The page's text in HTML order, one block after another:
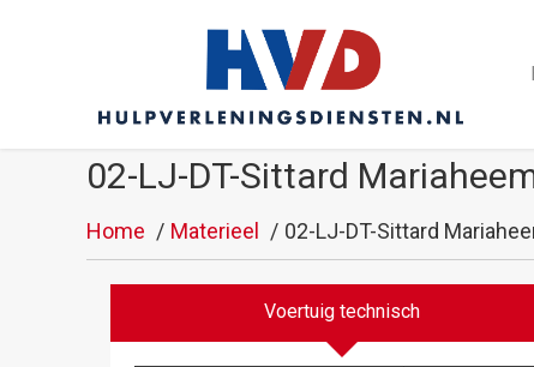
02-LJ-DT-Sittard
Home Materieel 02-LJ-DT-Sittard
Voertuig technisch